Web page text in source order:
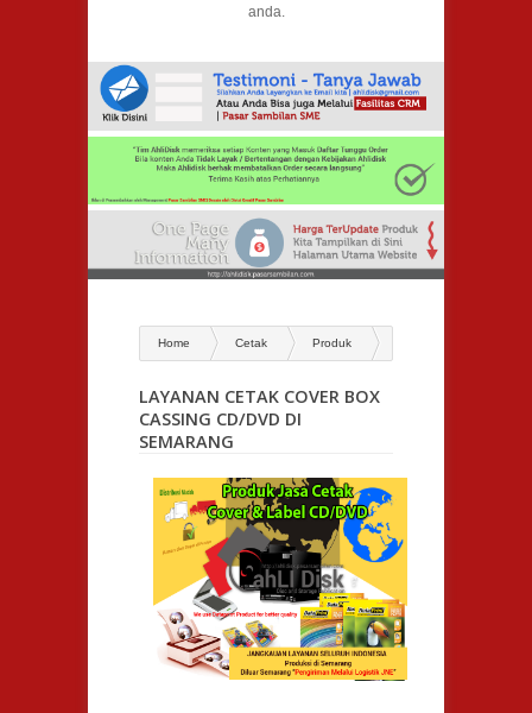
anda.
Home Cetak
Produk
Layanan Cetak Cover Box Cassing
LAYANAN CETAK COVER BOX
CASSING CD/DVD DI
SEMARANG